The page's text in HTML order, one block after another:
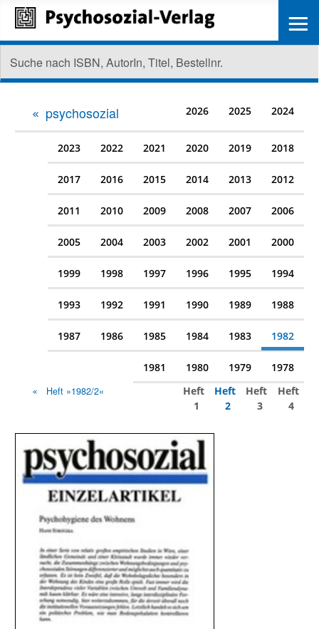
psychosozial 2026 2025 2024
2023 2022 2021 2020 2019 2018
2017 2016 2015 2014 2013 2012
2011 2010 2009 2008 2007 2006
2005 2004 2003 2002 2001 2000
1999 1998 1997 1996 1995 1994
1993 1992 1991 1990 1989 1988
1987 1986 1985 1984 1983 1982
1981 1980 1979 1978
Heft »1982/2«
Heft
1
Heft
2
Heft
3
Heft
4
≡